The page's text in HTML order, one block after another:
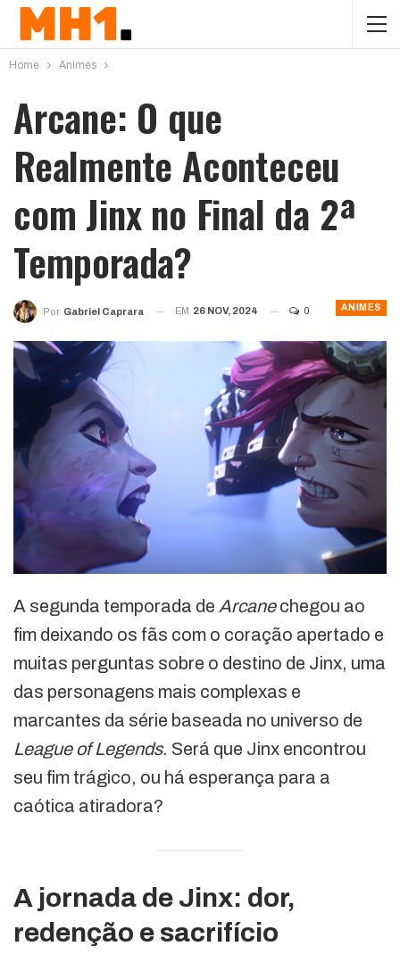
Home Animes
Arcane: O que
Realmente Aconteceu
com Jinx no Final da 2ª
Temporada?
ANIMES
Por Gabriel Caprara EM 26 NOV, 2024 0
A segunda temporada de Arcanechegou ao
fim deixando os fãs com o coração apertado e
muitas perguntas sobre o destino de Jinx, uma
das personagens mais complexas e
marcantes da série baseada no universo de
League of Legends. Será que Jinx encontrou
seu fim trágico, ou há esperança para a
caótica atiradora?
A jornada de Jinx: dor,
redenção e sacrifício